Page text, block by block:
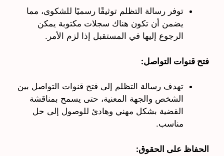
توفر رسالة التظلم توثيقًا رسميًا للشكوى، مما
يضمن أن تكون هناك سجلات مكتوبة يمكن
الرجوع إليها في المستقبل إذا لزم الأمر.
فتح قنوات التواصل:
تهدف رسالة التظلم إلى فتح قنوات التواصل بين
الشخص والجهة المعنية، حتى يسمح بمناقشة
القضية بشكل مهني وهادئ للوصول إلى حل
مناسب.
الحفاظ على الحقوق: